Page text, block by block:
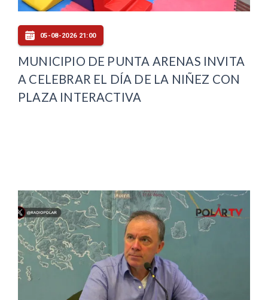
05-08-2026 21:00
MUNICIPIO DE PUNTA ARENAS INVITA
A CELEBRAR EL DÍA DE LA NIÑEZ CON
PLAZA INTERACTIVA